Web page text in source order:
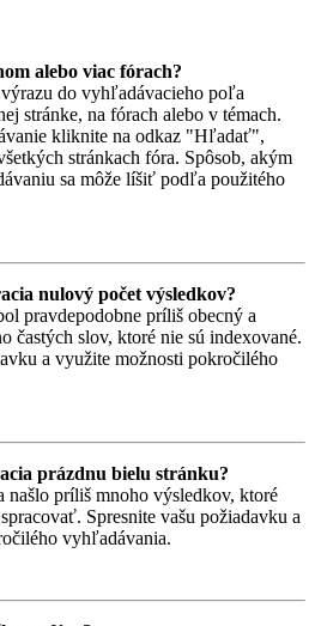
alebo viac fórach?
do vyhľadávacieho poľa
stránke, na fórach alebo v témach.
kliknite na odkaz "Hľadať",
stránkach fóra. Spôsob, akým
sa môže líšiť podľa použitého
nulový počet výsledkov?
pravdepodobne príliš obecný a
častých slov, ktoré nie sú indexované.
a využite možnosti pokročilého
prázdnu bielu stránku?
našlo príliš mnoho výsledkov, ktoré
Spresnite vašu požiadavku a
vyhľadávania.